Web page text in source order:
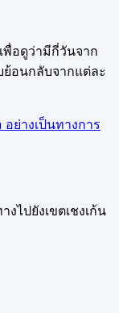
พื่อดูว่ามีกี่วันจาก
อนกลับจากแต่ละ
ย่างเป็นทางการ
ไปยังเขตเชงเก้น